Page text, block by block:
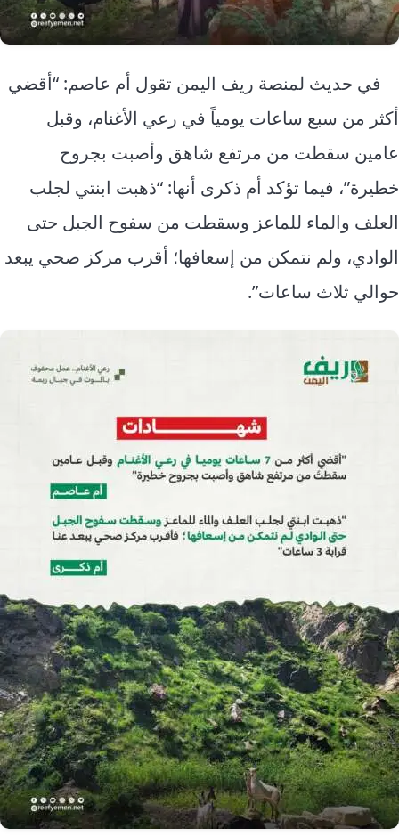
في حديث لمنصة ريف اليمن تقول أم عاصم: “أقضي
أكثر من سبع ساعات يومياً في رعي الأغنام، وقبل
عامين سقطت من مرتفع شاهق وأصبت بجروح
خطيرة”، فيما تؤكد أم ذكرى أنها: “ذهبت ابنتي لجلب
العلف والماء للماعز وسقطت من سفوح الجبل حتى
الوادي، ولم نتمكن من إسعافها؛ أقرب مركز صحي يبعد
حوالي ثلاث ساعات”.